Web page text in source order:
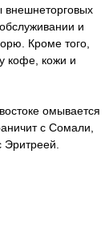
внешнеторговых
и
Кроме того,
кофе, кожи и
омывается
с Сомали,